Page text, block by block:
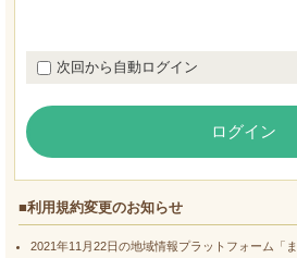
次回から自動ログイン
ログイン
■利用規約変更のお知らせ
2021年11月22日の地域情報プラットフォーム「